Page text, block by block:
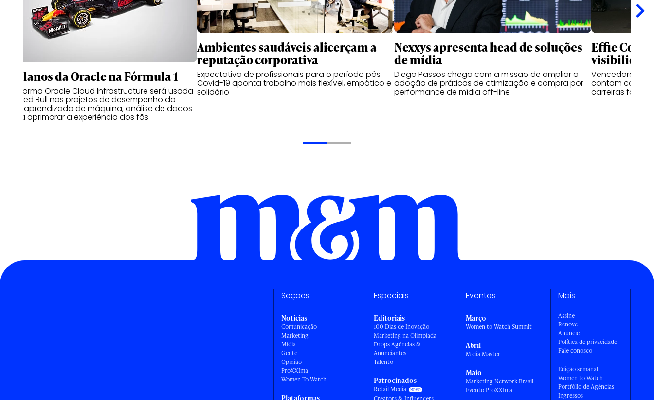
Os planos da Oracle na Fórmula 1
Plataforma Oracle Cloud Infrastructure será usada
pela Red Bull nos projetos de desempenho do
carro, aprendizado de máquina, análise de dados
e para aprimorar a experiência dos fãs
Ambientes saudáveis alicerçam a
reputação corporativa
Expectativa de profissionais para o período pós-
Covid-19 aponta trabalho mais flexível, empático e
solidário
Nexxys apresenta head de soluções
de mídia
Diego Passos chega com a missão de ampliar a
adoção de práticas de otimização e compra por
performance de mídia off-line
Effie
Vencedores
contam como
carreiras fora
Seções
Notícias
Comunicação
Marketing
Mídia
Gente
Opinião
ProXXIma
Women To Watch
Plataformas
Especiais
Editoriais
100 Dias de Inovação
Marketing na Olimpíada
Drops Agências &
Anunciantes
Talento
Patrocinados
Retail Media
Creators & Influencers
Eventos
Março
Women to Watch Summit
Abril
Mídia Master
Maio
Marketing Network Brasil
Evento ProXXIma
Mais
Assine
Renove
Anuncie
Política de privacidade
Fale conosco
Edição semanal
Women to Watch
Portfólio de Agências
Ingressos